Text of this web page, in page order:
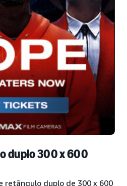
duplo 300 x 600
retângulo duplo de 300 x 600